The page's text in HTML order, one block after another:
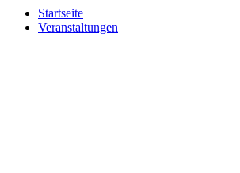
Startseite
Veranstaltungen